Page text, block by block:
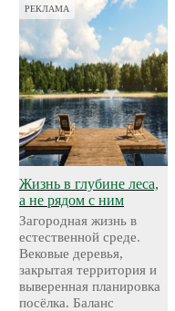
РЕКЛАМА
Жизнь в глубине леса,
а не рядом с ним
Загородная жизнь в
естественной среде.
Вековые деревья,
закрытая территория и
выверенная планировка
посёлка. Баланс